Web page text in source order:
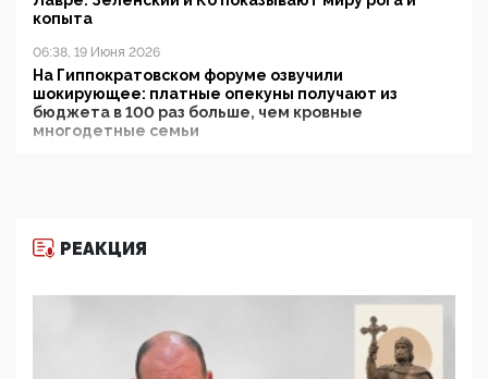
копыта
06:38, 19 Июня 2026
На Гиппократовском форуме озвучили
шокирующее: платные опекуны получают из
бюджета в 100 раз больше, чем кровные
многодетные семьи
11:53, 09 Июня 2026
деятельность ИИТО ЮНЕСКО в России, но
цифроглобалисты продолжают определять
повестку в образовании
09:43, 01 Июня 2026
РЕАКЦИЯ